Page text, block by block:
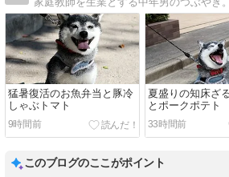
猛暑復活のお魚弁当と豚冷
しゃぶトマト
9時間前
夏盛りの知床ざ
とポークポテト
33時間前
このブログのここがポイント